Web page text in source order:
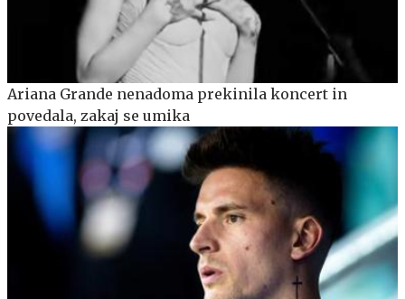
Ariana Grande nenadoma prekinila koncert in
povedala, zakaj se umika